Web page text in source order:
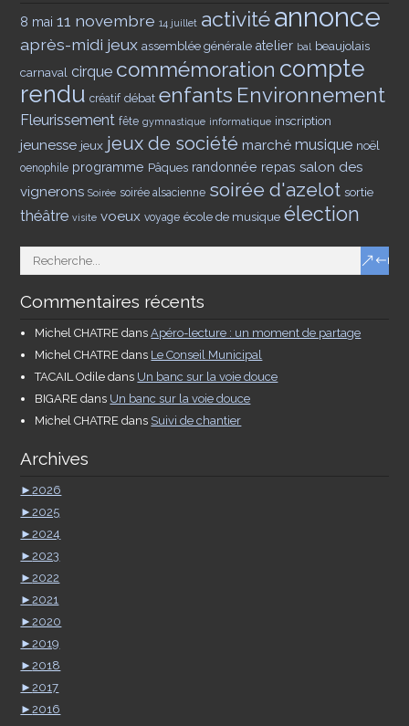
8 mai 11 novembre 14 juillet activitéannonce
après-midi jeux assemblée générale atelier bal
beaujolais
carnaval cirque commémoration compte
rendu créatif débat enfants Environnement
Fleurissement fête gymnastique informatique inscription
jeunesse jeux jeux de société marché musique noël
oenophile programme Pâques randonnée repas salon des
vignerons Soirée soirée alsacienne soirée d'azelot sortie
théâtre visite voeux voyage école de musique élection
Commentaires récents
Michel CHATRE dansApéro-lecture : un moment de partage
Michel CHATRE dans Le Conseil Municipal
TACAIL Odile dans Un banc sur la voie douce
BIGARE dans Un banc sur la voie douce
Michel CHATRE dans Suivi de chantier
Archives
►2026
►2025
►2024
►2023
►2022
►2021
►2020
►2019
►2018
►2017
►2016